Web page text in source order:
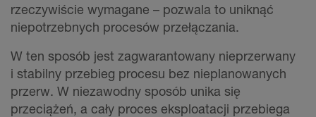
rzeczywiście wymagane – pozwala to uniknąć
niepotrzebnych procesów przełączania.
W ten sposób jest zagwarantowany nieprzerwany
i stabilny przebieg procesu bez nieplanowanych
przerw. W niezawodny sposób unika się
przeciążeń, a cały proces eksploatacji przebiega